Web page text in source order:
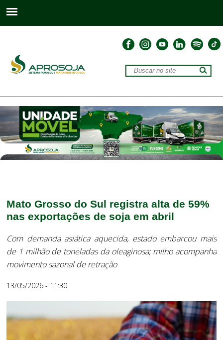
Mato Grosso do Sul registra alta de 59%
nas exportações de soja em abril
Com demanda asiática aquecida, estado embarcou mais
de 1 milhão de toneladas da oleaginosa; milho acompanha
movimento sazonal de retração
13/05/2026 - 11:30